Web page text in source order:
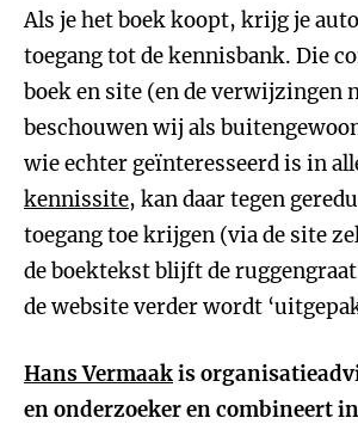
Als je het boek koopt, krijg je
toegang tot de kennisbank. Die
boek en site (en de verwijzingen
beschouwen wij als
wie echter geïnteresseerd is in
kennissite, kan daar tegen
toegang toe krijgen (via de site
de boektekst blijft de
de website verder wordt
Hans Vermaakis
en onderzoeker en combineert